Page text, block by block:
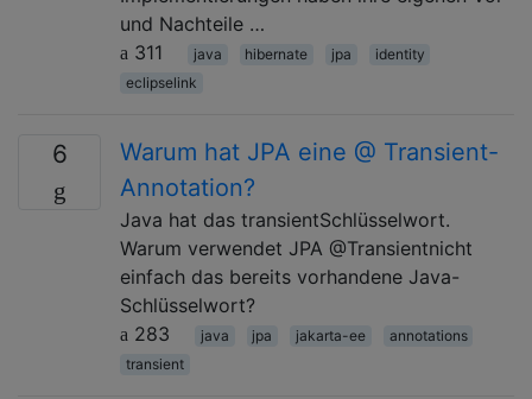
und Nachteile …
311
java hibernate jpa
identity
eclipselink
6
Warum hat JPA eine @ Transient-
Annotation?
Java hat das transientSchlüsselwort.
Warum verwendet JPA @Transientnicht
einfach das bereits vorhandene Java-
Schlüsselwort?
283
java jpa jakarta-ee
annotations
transient